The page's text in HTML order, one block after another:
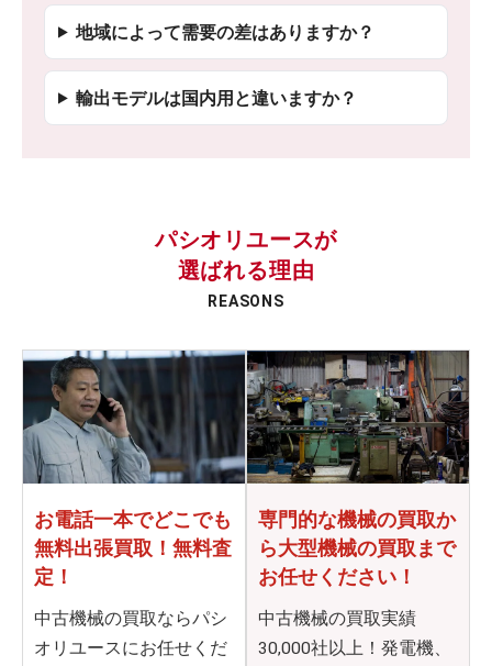
地域によって需要の差はありますか？
輸出モデルは国内用と違いますか？
パシオリユースが
選ばれる理由
REASONS
お電話一本でどこでも
無料出張買取！無料査
定！
中古機械の買取ならパシ
オリユースにお任せくだ
専門的な機械の買取か
ら大型機械の買取まで
お任せください！
中古機械の買取実績
30,000社以上！発電機、